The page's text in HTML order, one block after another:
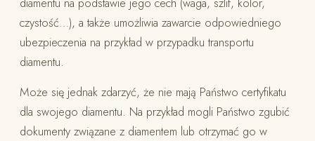
czystość…), a także umożliwia zawarcie odpowiedniego
ubezpieczenia na przykład w przypadku transportu
diamentu.
Może się jednak zdarzyć, że nie mają Państwo certyfikatu
dla swojego diamentu. Na przykład mogli Państwo zgubić
dokumenty związane z diamentem lub otrzymać go w